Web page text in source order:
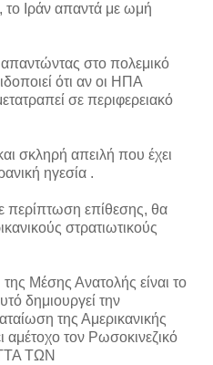
το Ιράν απαντά με ωμή
στο πολεμικό
ότι αν οι ΗΠΑ
σε περιφερειακό
σκληρή απειλή που έχει
ηγεσία .
περίπτωση επίθεσης, θα
στρατιωτικούς
Μέσης Ανατολής είναι το
δημιουργεί την
της Αμερικανικής
τον Ρωσοκινεζικό
ΤΩΝ